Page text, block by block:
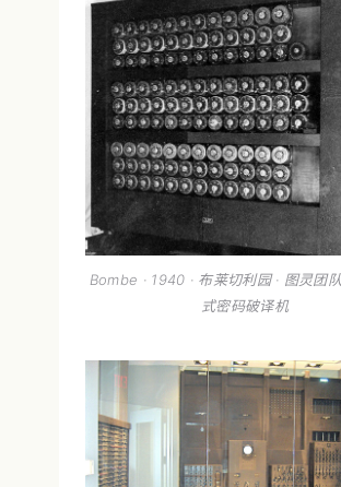
Bombe · 1940 · 布莱切利园 · 图灵团
式密码破译机